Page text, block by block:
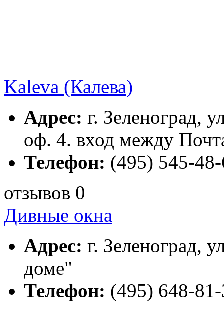
Kaleva (Калева)
Адрес: г. Зеленоград,
оф. 4. вход между
Телефон: (495) 545-
отзывов 0
Дивные окна
Адрес: г. Зеленоград,
доме"
Телефон: (495) 648-